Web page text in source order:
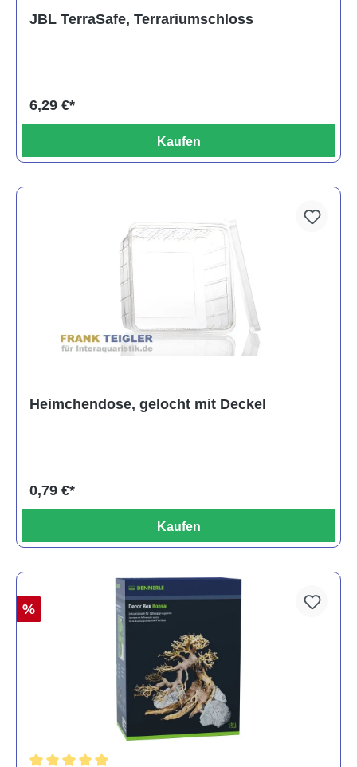
JBL TerraSafe, Terrariumschloss
6,29 €*
Kaufen
Heimchendose, gelocht mit Deckel
0,79 €*
Kaufen
%